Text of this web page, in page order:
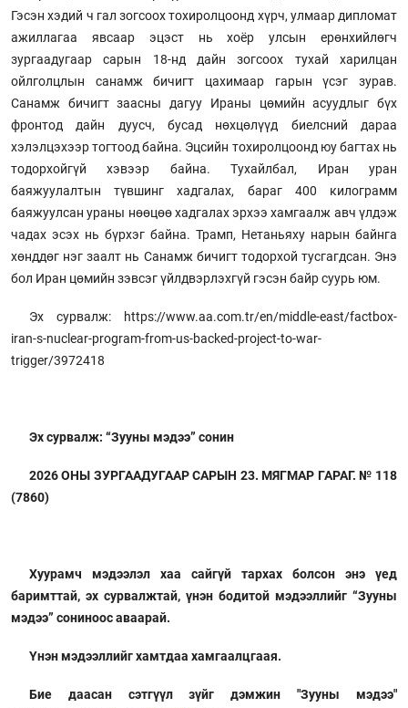
Гэсэн хэдий ч гал зогсоох тохиролцоонд хүрч, улмаар дипломат
ажиллагаа явсаар эцэст нь хоёр улсын ерөнхийлөгч
зургаадугаар сарын 18-нд дайн зогсоох тухай харилцан
ойлголцлын санамж бичигт цахимаар гарын үсэг зурав.
Санамж бичигт заасны дагуу Ираны цөмийн асуудлыг бүх
фронтод дайн дуусч, бусад нөхцөлүүд биелсний дараа
хэлэлцэхээр тогтоод байна. Эцсийн тохиролцоонд юу багтах нь
тодорхойгүй хэвээр байна. Тухайлбал, Иран уран
баяжуулалтын түвшинг хадгалах, бараг 400 килограмм
баяжуулсан ураны нөөцөө хадгалах эрхээ хамгаалж авч үлдэж
чадах эсэх нь бүрхэг байна. Трамп, Нетаньяху нарын байнга
хөнддөг нэг заалт нь Санамж бичигт тодорхой тусгагдсан. Энэ
бол Иран цөмийн зэвсэг үйлдвэрлэхгүй гэсэн байр суурь юм.
Эх сурвалж: https://www.aa.com.tr/en/middle-east/factbox-
iran-s-nuclear-program-from-us-backed-project-to-war-
trigger/3972418
Эх сурвалж: “Зууны мэдээ” сонин
2026 ОНЫ ЗУРГААДУГААР САРЫН 23. МЯГМАР ГАРАГ. № 118
(7860)
Хуурамч мэдээлэл хаа сайгүй тархах болсон энэ үед
баримттай, эх сурвалжтай, үнэн бодитой мэдээллийг “Зууны
мэдээ” сониноос аваарай.
Үнэн мэдээллийг хамтдаа хамгаалцгаая.
Бие даасан сэтгүүл зүйг дэмжин "Зууны мэдээ"